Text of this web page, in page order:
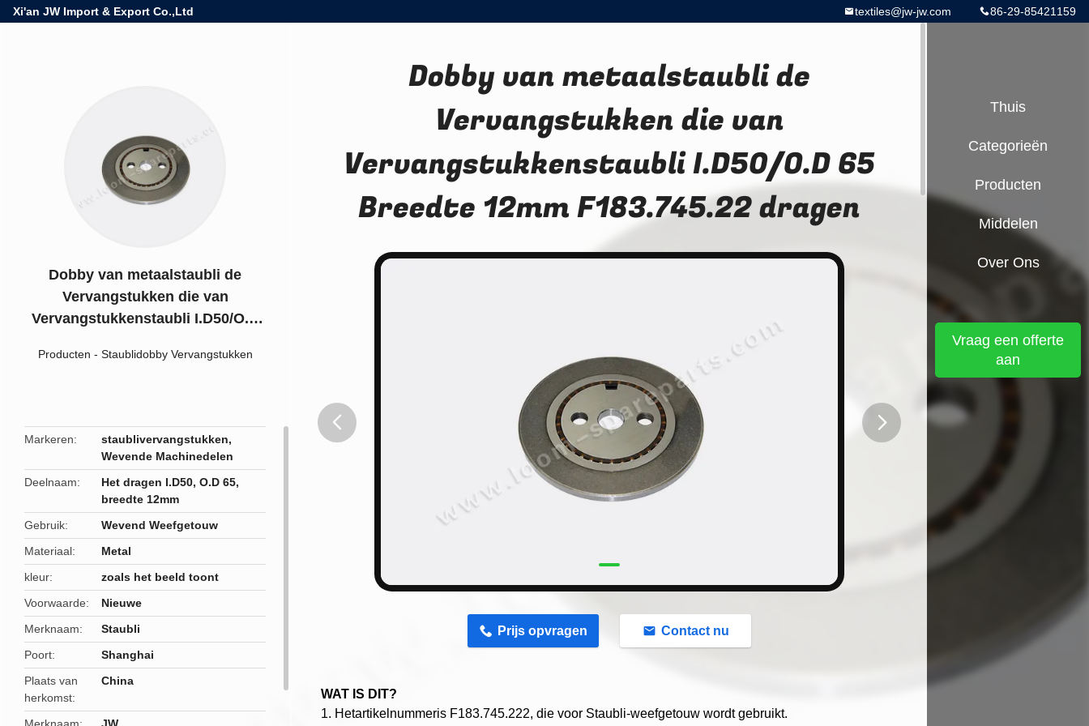
Xi'an JW Import & Export Co.,Ltd 86-29-85421159
textiles@jw-jw.com
Dobby van metaalstaubli de
Vervangstukken die van
Vervangstukkenstaubli I.D50/O.D
dragen
Producten - Staublidobby Vervangstukken
Markeren staublivervangstukken,
Wevende Machinedelen
Deelnaam
Het dragen I.D50, O.D 65,
breedte 12mm
Gebruik
Wevend Weefgetouw
Materiaal
Metal
kleur
zoals het beeld toont
Voorwaarde
Nieuwe
Merknaam
Staubli
Poort
Shanghai
Plaats van
herkomst
China
Dobby van metaalstaubli de
Vervangstukken die van
Vervangstukkenstaubli I.D50/O.D 65
Breedte 12mm F183.745.22 dragen
Prijs opvragen Contact nu
WAT IS DIT?
1. Hetartikelnummeris F183.745.222, die voor Staubli-weefgetouw wordt gebruikt.
Thuis
Categorieën
Producten
Middelen
Over Ons
Vraag een offerte
aan